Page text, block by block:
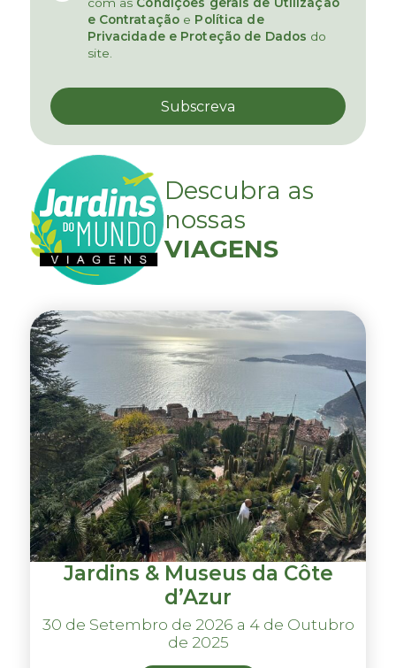
com as Condições gerais de Utilização
e Contratação e Política de
Privacidade e Proteção de Dados do
site.
Descubra as
nossas
VIAGENS
Jardins & Museus da Côte
d’Azur
30 de Setembro de 2026 a 4 de Outubro
de 2025